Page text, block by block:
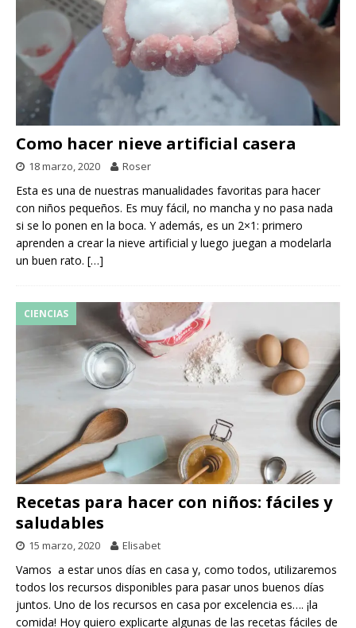
Como hacer nieve artificial casera
18 marzo, 2020 Roser
Esta es una de nuestras manualidades favoritas para hacer
con niños pequeños. Es muy fácil, no mancha y no pasa nada
si se lo ponen en la boca. Y además, es un 2×1: primero
aprenden a crear la nieve artificial y luego juegan a modelarla
un buen rato. […]
CIENCIAS
Recetas para hacer con niños: fáciles y
saludables
15 marzo, 2020 Elisabet
Vamos a estar unos días en casa y, como todos, utilizaremos
todos los recursos disponibles para pasar unos buenos días
juntos. Uno de los recursos en casa por excelencia es…. ¡la
comida! Hoy quiero explicarte algunas de las recetas fáciles de